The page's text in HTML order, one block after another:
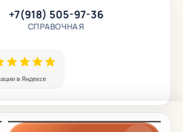
+7(918) 505-97-36
СПРАВОЧНАЯ